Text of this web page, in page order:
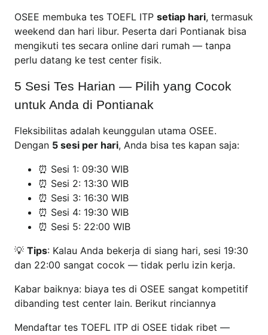
OSEE membuka tes TOEFL ITP setiap hari, termasuk
weekend dan hari libur. Peserta dari Pontianak bisa
mengikuti tes secara online dari rumah — tanpa
perlu datang ke test center fisik.
5 Sesi Tes Harian — Pilih yang Cocok
untuk Anda di Pontianak
Fleksibilitas adalah keunggulan utama OSEE.
Dengan 5 sesi per hari, Anda bisa tes kapan saja:
⏰ Sesi 1: 09:30 WIB
⏰ Sesi 2: 13:30 WIB
⏰ Sesi 3: 16:30 WIB
⏰ Sesi 4: 19:30 WIB
⏰ Sesi 5: 22:00 WIB
💡 Tips: Kalau Anda bekerja di siang hari, sesi 19:30
dan 22:00 sangat cocok — tidak perlu izin kerja.
Kabar baiknya: biaya tes di OSEE sangat kompetitif
dibanding test center lain. Berikut rinciannya
Mendaftar tes TOEFL ITP di OSEE tidak ribet —